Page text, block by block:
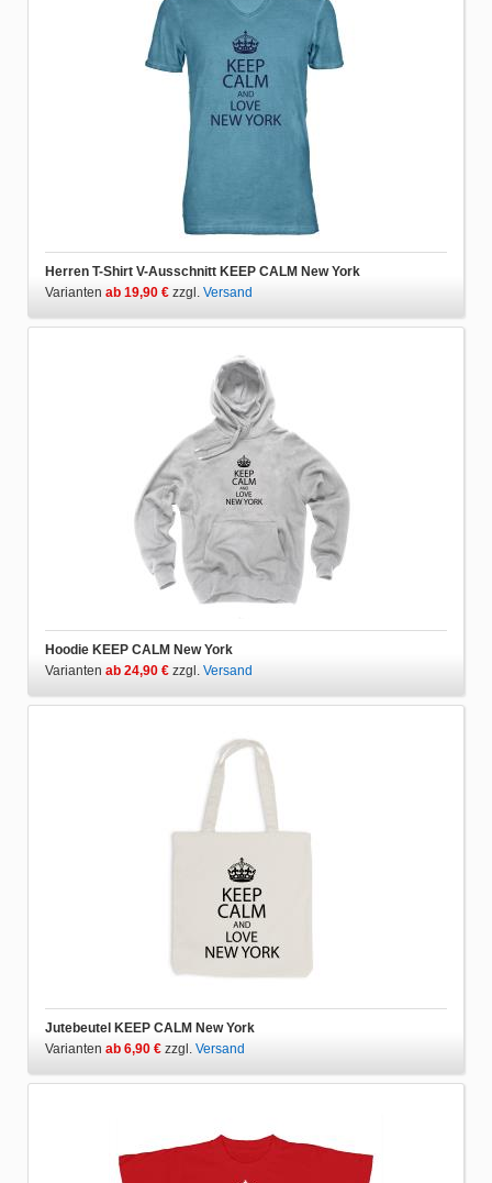
Herren T-Shirt V-Ausschnitt KEEP CALM New York
Varianten ab 19,90 € zzgl. Versand
Hoodie KEEP CALM New York
Varianten ab 24,90 € zzgl. Versand
Jutebeutel KEEP CALM New York
Varianten ab 6,90 € zzgl. Versand